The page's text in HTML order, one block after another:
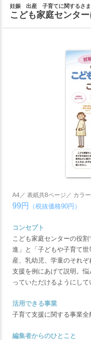
妊娠 出産 子育てに関するさま
こども家庭センタ
A4／ 表紙共8ページ／ カラー
99円 （税抜価格90円）
コンセプト
こども家庭センターの役
進」と「子どもや子育て
産、乳幼児、学童のそれ
支援を例にあげて説明。
っていただけるようにして
活用できる事業
子育て支援に関する事業全
編集者からのひとこと